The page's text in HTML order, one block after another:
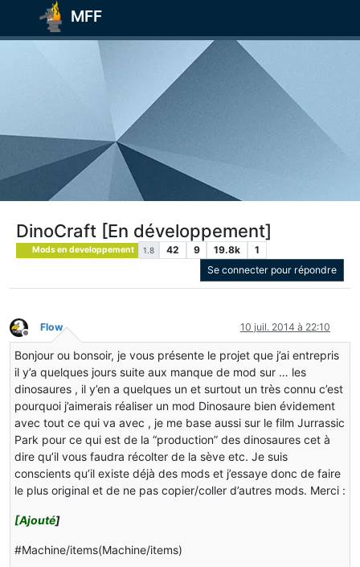
MFF
DinoCraft [En développement]
Mods en developpement 1.8 42 9 19.8k
1
Se connecter pour répondre
Hors-ligne
Flow 10 juil. 2014 à 22:10
Bonjour ou bonsoir, je vous présente le projet que j’ai entrepris
il y’a quelques jours suite aux manque de mod sur … les
dinosaures , il y’en a quelques un et surtout un très connu c’est
pourquoi j’aimerais réaliser un mod Dinosaure bien évidement
avec tout ce qui va avec , je me base aussi sur le film Jurrassic
Park pour ce qui est de la “production” des dinosaures cet à
dire qu’il vous faudra récolter de la sève etc. Je suis
conscients qu’il existe déjà des mods et j’essaye donc de faire
le plus original et de ne pas copier/coller d’autres mods. Merci :
[Ajouté]
#Machine/items(Machine/items)